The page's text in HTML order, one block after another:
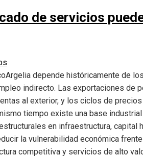
de servicios
depende históricamente de
indirecto. Las exportaciones de
al exterior, y los ciclos de
tiempo existe una base
en infraestructura, capital
la vulnerabilidad económica
competitiva y servicios de alto